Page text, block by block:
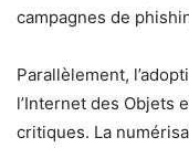
campagnes de
Parallèlement,
l’Internet des Objets
critiques. La